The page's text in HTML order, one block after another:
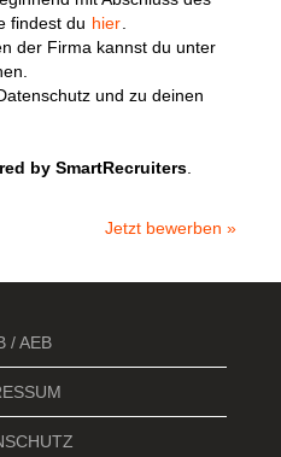
findest du hier
der Firma kannst du unter
und zu deinen
by SmartRecruiters
Jetzt bewerben »
/ AEB